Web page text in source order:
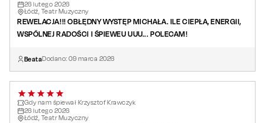
26 lutego 2026
Łódź, Teatr Muzyczny
REWELACJA!!! OBŁĘDNY WYSTĘP MICHAŁA. ILE CIEPŁA, ENERGII,
WSPÓLNEJ RADOŚCI I ŚPIEWEU UUU... POLECAM!
BeataDodano:09 marca 2026
Gdy nam śpiewał Krzysztof Krawczyk
26 lutego 2026
Łódź, Teatr Muzyczny